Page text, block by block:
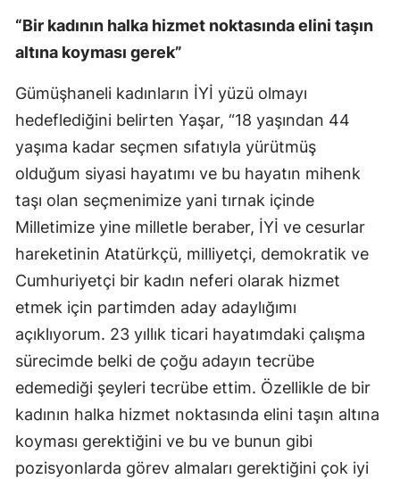
İzmir
Kastamonu
Kayseri
Kırklareli
Kırşehir
Kocaeli
Konya
Kütahya
Manisa
Kahramanmaraş
“Bir kadının halka hizmet noktasında elini taşın
altına koyması gerek”
Gümüşhaneli kadınların İYİ yüzü olmayı
hedeflediğini belirten Yaşar, “18 yaşından 44
yaşıma kadar seçmen sıfatıyla yürütmüş
olduğum siyasi hayatımı ve bu hayatın mihenk
taşı olan seçmenimize yani tırnak içinde
Milletimize yine milletle beraber, İYİ ve cesurlar
hareketinin Atatürkçü, milliyetçi, demokratik ve
Cumhuriyetçi bir kadın neferi olarak hizmet
etmek için partimden aday adaylığımı
açıklıyorum. 23 yıllık ticari hayatımdaki çalışma
sürecimde belki de çoğu adayın tecrübe
edemediği şeyleri tecrübe ettim. Özellikle de bir
kadının halka hizmet noktasında elini taşın altına
koyması gerektiğini ve bu ve bunun gibi
pozisyonlarda görev almaları gerektiğini çok iyi